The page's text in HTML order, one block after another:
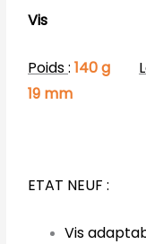
10.9
931
Vis
Poids: 140 g
19 mm
ETAT NEUF :
Vis